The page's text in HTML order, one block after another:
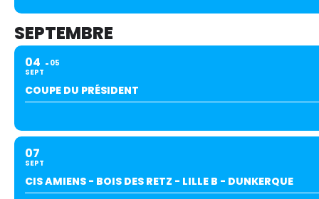
SEPTEMBRE
04
SEPT
05
COUPE DU PRÉSIDENT
07
SEPT
CIS AMIENS - BOIS DES RETZ - LILLE B - DUNKERQUE
Contacts
Réservez une partie
Compétitions à venir
Résultats de compétitions & actualités
Découvrir le golf
Séminaire & restauration
Hébergement